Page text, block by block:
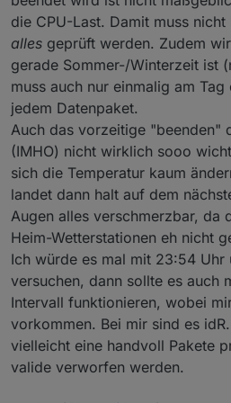
die CPU-Last. Damit muss
alles geprüft werden. Zudem
gerade Sommer-/Winterzeit ist
muss auch nur einmalig am
jedem Datenpaket.
Auch das vorzeitige "beenden"
(IMHO) nicht wirklich sooo
sich die Temperatur kaum
landet dann halt auf dem
Augen alles verschmerzbar, da
Heim-Wetterstationen eh nicht
Ich würde es mal mit 23:54 Uhr
versuchen, dann sollte es auch
Intervall funktionieren, wobei
vorkommen. Bei mir sind es
vielleicht eine handvoll Pakete
valide verworfen werden.